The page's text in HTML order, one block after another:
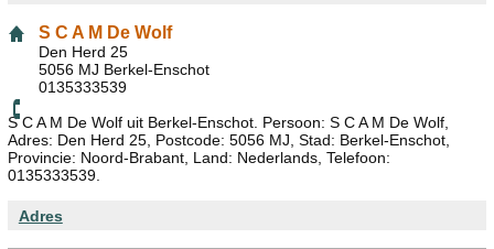
S C A M De Wolf
Den Herd 25
5056 MJ Berkel-Enschot
0135333539
S C A M De Wolf uit Berkel-Enschot. Persoon: S C A M De Wolf,
Adres: Den Herd 25, Postcode: 5056 MJ, Stad: Berkel-Enschot,
Provincie: Noord-Brabant, Land: Nederlands, Telefoon:
0135333539.
Adres